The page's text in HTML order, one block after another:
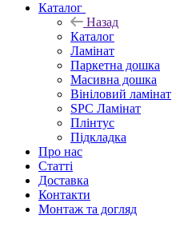
Каталог
Назад
Каталог
Ламінат
Паркетна дошка
Масивна дошка
Вініловий ламінат
SPC Ламінат
Плінтус
Підкладка
Про нас
Статті
Доставка
Контакти
Монтаж та догляд